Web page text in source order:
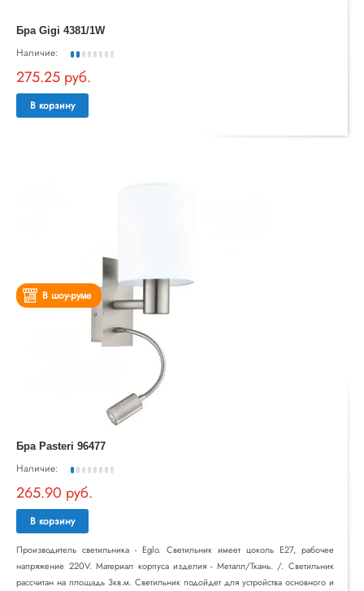
Бра Gigi 4381/1W
Наличие:
275.25 руб.
В корзину
В шоу-руме
Бра Pasteri 96477
Наличие:
265.90 руб.
В корзину
Производитель светильника - Eglo. Светильник имеет цоколь E27, рабочее
напряжение 220V. Материал корпуса изделия - Металл/Ткань. /. Светильник
рассчитан на площадь 3кв.м. Светильник подойдет для устройства основного и